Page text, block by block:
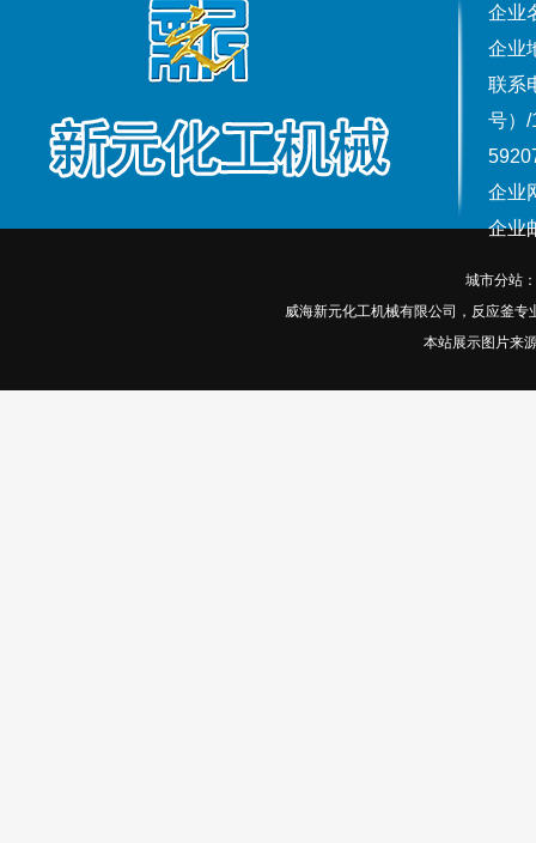
企业
企业
联系
号）
企业
企业
城市分站：
威海新元化工机械有限公司，反应釜
本站展示图片来